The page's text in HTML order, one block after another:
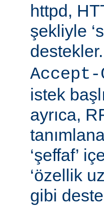
httpd,
şekliyle
destekler.
Accept-
istek
ayrıca,
‘şeffaf’
‘özellik
gibi